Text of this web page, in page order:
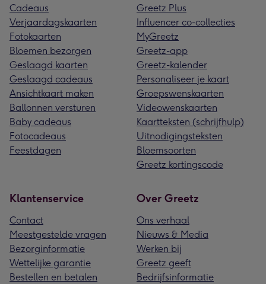
Cadeaus
Verjaardagskaarten
Fotokaarten
Bloemen bezorgen
Geslaagd kaarten
Geslaagd cadeaus
Ansichtkaart maken
Ballonnen versturen
Baby cadeaus
Fotocadeaus
Feestdagen
Greetz Plus
Influencer co-collecties
MyGreetz
Greetz-app
Greetz-kalender
Personaliseer je kaart
Groepswenskaarten
Videowenskaarten
Kaartteksten (schrijfhulp)
Uitnodigingsteksten
Bloemsoorten
Greetz kortingscode
Klantenservice
Contact
Meestgestelde vragen
Bezorginformatie
Wettelijke garantie
Bestellen en betalen
Over Greetz
Ons verhaal
Nieuws & Media
Werken bij
Greetz geeft
Bedrijfsinformatie